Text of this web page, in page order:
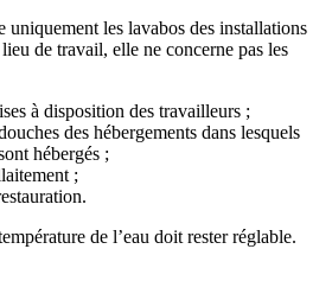
uniquement les lavabos des installations
de travail, elle ne concerne pas les
à disposition des travailleurs ;
des hébergements dans lesquels
hébergés ;
;
de l’eau doit rester réglable.